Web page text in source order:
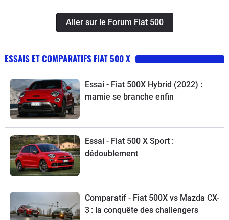
Aller sur le Forum Fiat 500
ESSAIS ET COMPARATIFS FIAT 500 X
Essai - Fiat 500X Hybrid (2022) :
mamie se branche enfin
Essai - Fiat 500 X Sport :
dédoublement
Comparatif - Fiat 500X vs Mazda CX-
3 : la conquête des challengers